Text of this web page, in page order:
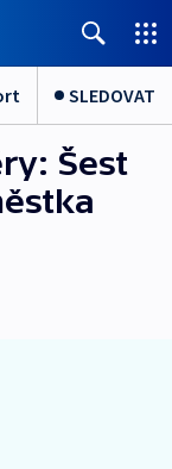
SLEDOVAT
Šest